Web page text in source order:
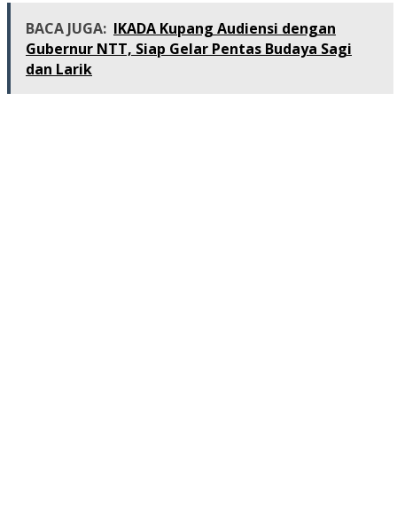
BACA JUGA: IKADA Kupang Audiensi dengan
Gubernur NTT, Siap Gelar Pentas Budaya Sagi
dan Larik